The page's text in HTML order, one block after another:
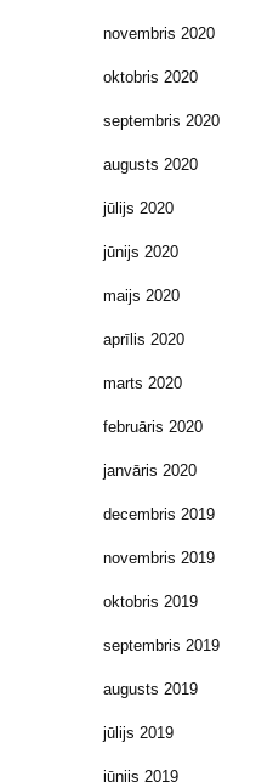
novembris 2020
oktobris 2020
septembris 2020
augusts 2020
jūlijs 2020
jūnijs 2020
maijs 2020
aprīlis 2020
marts 2020
februāris 2020
janvāris 2020
decembris 2019
novembris 2019
oktobris 2019
septembris 2019
augusts 2019
jūlijs 2019
jūnijs 2019